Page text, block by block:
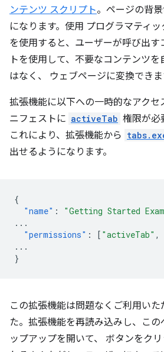
ンテンツ スクリプト。ページの背
になります。使用 プログラマティ
を使用すると、ユーザーが呼び出
トを使用して、不要なコンテンツ
はなく、 ウェブページに変換でき
拡張機能に以下への一時的なアクセ
ニフェストに activeTab 権限が必
これにより、拡張機能から
出せるようになります。
{
"name" : "Getting Started
...
"permissions" : [ "activeTab" ,
...
}
この拡張機能は問題なくご利用い
た。拡張機能を再読み込みし、こ
ップアップを開いて、 ボタンをク